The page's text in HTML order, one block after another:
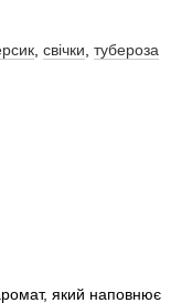
свічки тубероза
який наповнює